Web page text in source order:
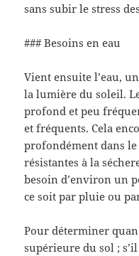
sans subir le stress
### Besoins en eau
Vient ensuite l’eau,
la lumière du soleil.
profond et peu
et fréquents. Cela
profondément dans
résistantes à la
besoin d’environ un
ce soit par pluie ou
Pour déterminer
supérieure du sol ;